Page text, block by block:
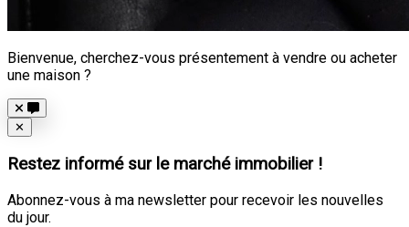
Bienvenue, cherchez-vous présentement à vendre ou acheter
une maison ?
Close
✕
Restez informé sur le marché immobilier !
Abonnez-vous à ma newsletter pour recevoir les nouvelles
du jour.